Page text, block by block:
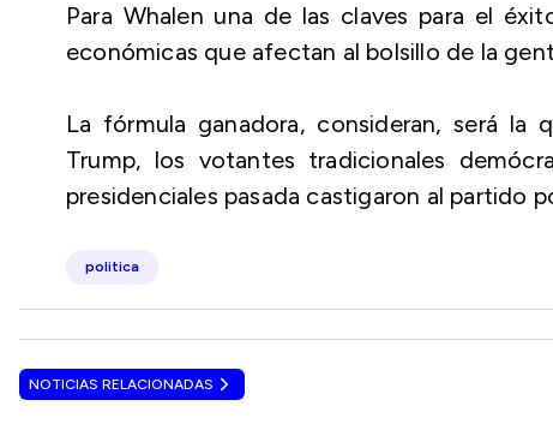
Para Whalen una de las claves para el
económicas que afectan al bolsillo de la
La fórmula ganadora, consideran, será
Trump, los votantes tradicionales
presidenciales pasada castigaron al partido
politica
NOTICIAS RELACIONADAS